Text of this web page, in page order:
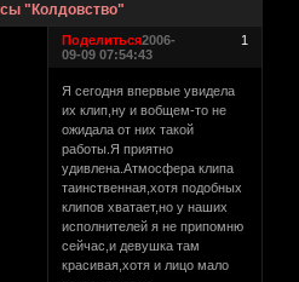
"Колдовство"
Поделиться 1
2006-
09-09 07:54:43
Я сегодня впервые увидела
их клип,ну и вобщем-то не
ожидала от них такой
работы.Я приятно
удивлена.Атмосфера клипа
таинственная,хотя подобных
клипов хватает,но у наших
исполнителей я не припомню
сейчас,и девушка там
красивая,хотя и лицо мало